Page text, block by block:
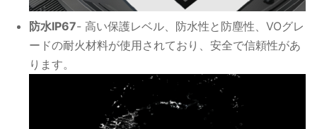
防水IP67- 高い保護レベル、防水性と防塵性、VOグレ
ードの耐火材料が使用されており、安全で信頼性があ
ります。